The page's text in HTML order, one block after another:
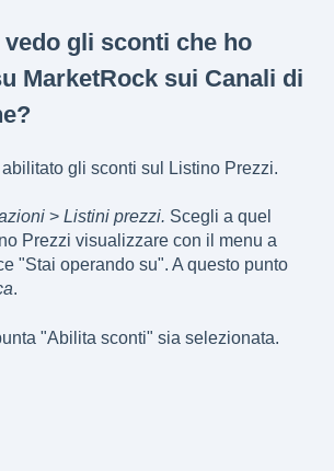
gli sconti che ho
MarketRock sui Canali di
gli sconti sul Listino Prezzi.
> Listini prezzi. Scegli a quel
Prezzi visualizzare con il menu a
"Stai operando su". A questo punto
.
"Abilita sconti" sia selezionata.